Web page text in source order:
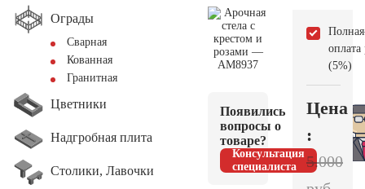
Ограды
Сварная
Кованная
Гранитная
Цветники
Надгробная плита
Столики, Лавочки
Появились
вопросы о
товаре?
Консультация
специалиста
Полная
оплата
(5%)
Цена
:
5.000